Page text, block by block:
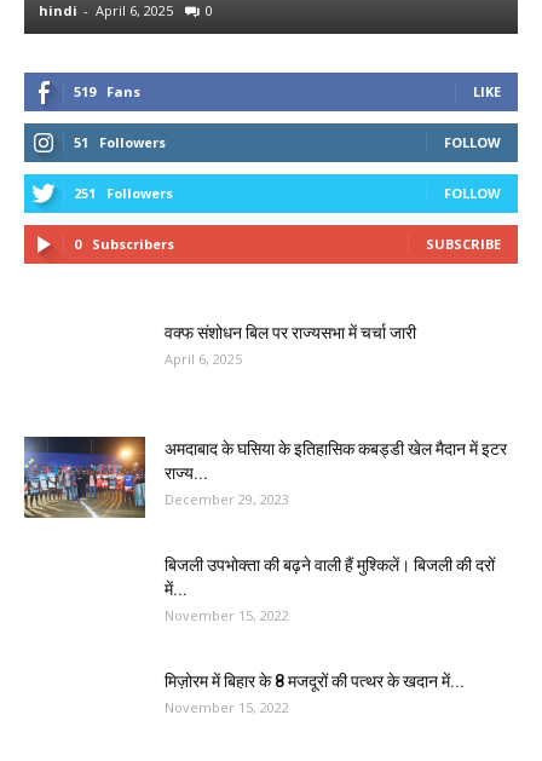
hindi - April 6, 2025 0
519 Fans LIKE
51 Followers FOLLOW
251 Followers FOLLOW
0 Subscribers SUBSCRIBE
वक्फ संशोधन बिल पर राज्यसभा में चर्चा जारी
April 6, 2025
अमदाबाद के घसिया के इतिहासिक कबड्डी खेल मैदान में इटर
राज्य...
December 29, 2023
बिजली उपभोक्ता की बढ़ने वाली हैं मुश्किलें। बिजली की दरों
में...
November 15, 2022
मिज़ोरम में बिहार के 8 मजदूरों की पत्थर के खदान में...
November 15, 2022